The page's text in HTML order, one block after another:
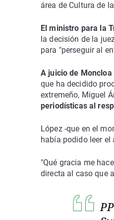
área de Cultura de
El ministro para la
la decisión de la
para "perseguir al
A juicio de
que ha decidido
extremeño, Miguel
periodísticas al
López -que en el
había podido leer
"Qué gracia me
directa al caso que